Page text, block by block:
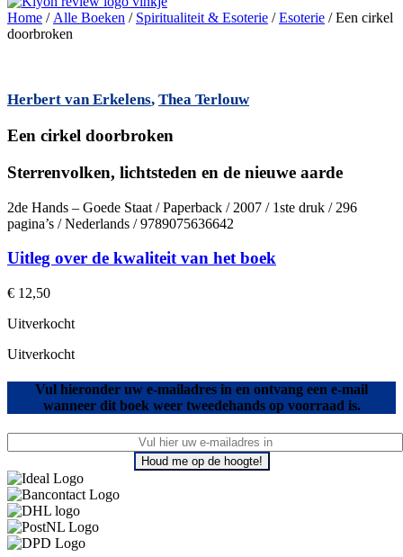
Home / Alle Boeken / Spiritualiteit & Esoterie /Esoterie / Een cirkel
doorbroken
Herbert van Erkelens, Thea Terlouw
Een cirkel doorbroken
Sterrenvolken, lichtsteden en de nieuwe aarde
2de Hands – Goede Staat / Paperback / 2007 / 1ste druk / 296
pagina’s / Nederlands / 9789075636642
Uitleg over de kwaliteit van het boek
€ 12,50
Uitverkocht
Uitverkocht
Vul hieronder uw e-mailadres in en ontvang een e-mail
wanneer dit boek weer tweedehands op voorraad is.
Houd me op de hoogte!